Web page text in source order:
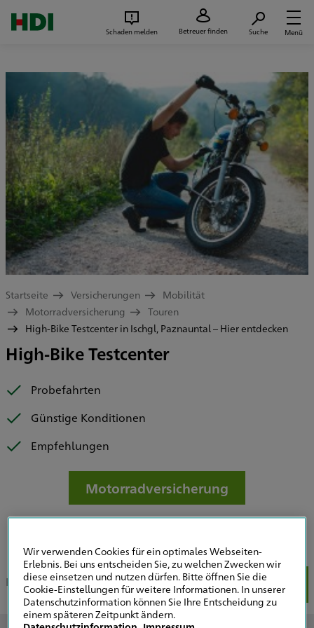
Zum Seiteninhalt springen
Schaden melden Betreuer finden Suche Menü
Startseite Versicherungen
Mobilität
Motorradversicherung
Touren
High-Bike Testcenter in Ischgl, Paznauntal – Hier entdecken
High-Bike Testcenter
Probefahrten
Günstige Konditionen
Empfehlungen
Motorradversicherung
Konditionen Video Downloads
Wir verwenden Cookies für ein optimales Webseiten-
Erlebnis. Bei uns entscheiden Sie, zu welchen Zwecken wir
diese einsetzen und nutzen dürfen. Bitte öffnen Sie die
Cookie-Einstellungen für weitere Informationen. In unserer
Datenschutzinformation können Sie Ihre Entscheidung zu
einem späteren Zeitpunkt ändern.